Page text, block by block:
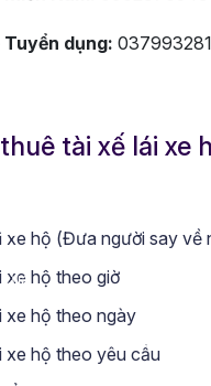
dụng:
tài xế lái xe
xe hộ (Đưa người say về
xe hộ theo giờ
xe hộ theo ngày
xe hộ theo yêu cầu